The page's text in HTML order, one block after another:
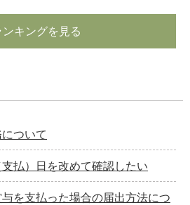
ンキングを見る
ついて
払）日を改めて確認したい
を支払った場合の届出方法につ